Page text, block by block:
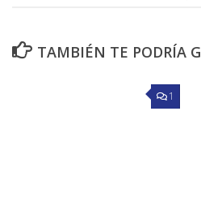
TAMBIÉN TE PODRÍA
1